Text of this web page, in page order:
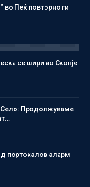
во Пеќ повторно ги
се шири во Скопје
Продолжуваме
портокалов аларм